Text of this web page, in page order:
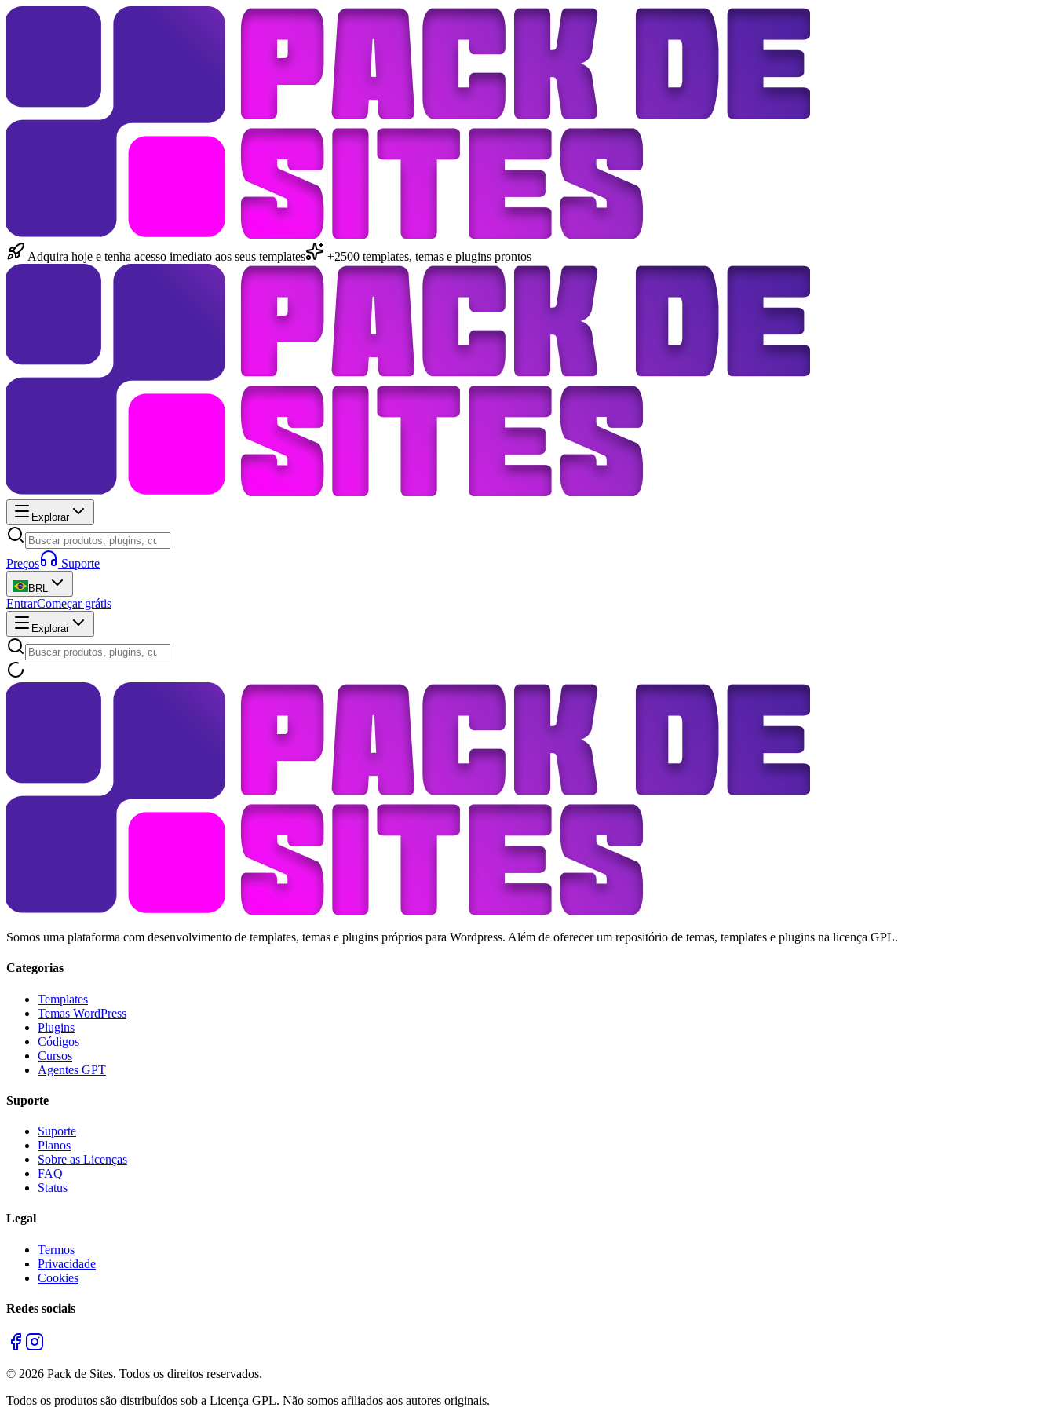
Adquira hoje e tenha acesso imediato aos seus templates +2500 templates, temas e plugins prontos
Explorar
Preços Suporte
BRL
EntrarComeçar grátis
Explorar
Somos uma plataforma com desenvolvimento de templates, temas e plugins próprios para Wordpress. Além de oferecer um repositório de temas, templates e plugins na licença GPL.
Categorias
Templates
Temas WordPress
Plugins
Códigos
Cursos
Agentes GPT
Suporte
Suporte
Planos
Sobre as Licenças
FAQ
Status
Legal
Termos
Privacidade
Cookies
Redes sociais
© 2026 Pack de Sites. Todos os direitos reservados.
Todos os produtos são distribuídos sob a Licença GPL. Não somos afiliados aos autores originais.